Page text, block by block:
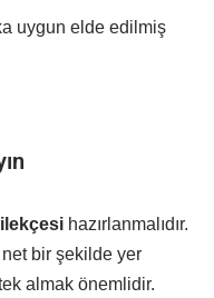
uygun elde edilmiş
hazırlanmalıdır.
bir şekilde yer
almak önemlidir.